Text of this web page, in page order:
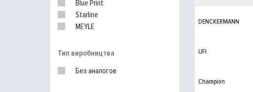
Blue Print
Starline
MEYLE
SOFIMA
Kolbenschmidt
Тип виробництва
Без аналогов
DENCKERMANN
UFI
Champion